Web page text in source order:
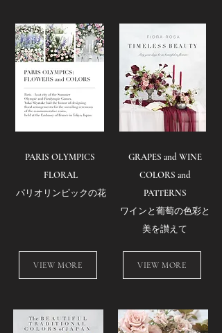
PARIS OLYMPICS
FLORAL
パリオリンピック​の花
GRAPES and WINE
COLORS and
PATTERNS
ワインと葡萄の色彩と
美を讃えて
VIEW MORE VIEW MORE